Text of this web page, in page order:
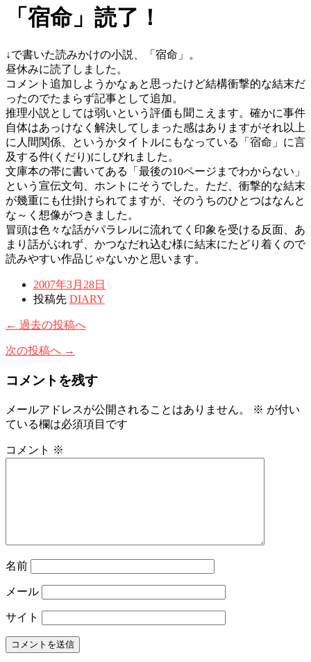
「宿命」読了！
↓で書いた読みかけの小説、「宿命」。
昼休みに読了しました。
コメント追加しようかなぁと思ったけど結構衝撃的な結末だ
ったのでたまらず記事として追加。
推理小説としては弱いという評価も聞こえます。確かに事件
自体はあっけなく解決してしまった感はありますがそれ以上
に人間関係、というかタイトルにもなっている「宿命」に言
及する件(くだり)にしびれました。
文庫本の帯に書いてある「最後の10ページまでわからない」
という宣伝文句、ホントにそうでした。ただ、衝撃的な結末
が幾重にも仕掛けられてますが、そのうちのひとつはなんと
な～く想像がつきました。
冒頭は色々な話がパラレルに流れてく印象を受ける反面、あ
まり話がぶれず、かつなだれ込む様に結末にたどり着くので
読みやすい作品じゃないかと思います。
2007年3月28日
投稿先 DIARY
← 過去の投稿へ
次の投稿へ →
コメントを残す
メールアドレスが公開されることはありません。 ※ が付い
ている欄は必須項目です
コメント ※
名前
メール
サイト